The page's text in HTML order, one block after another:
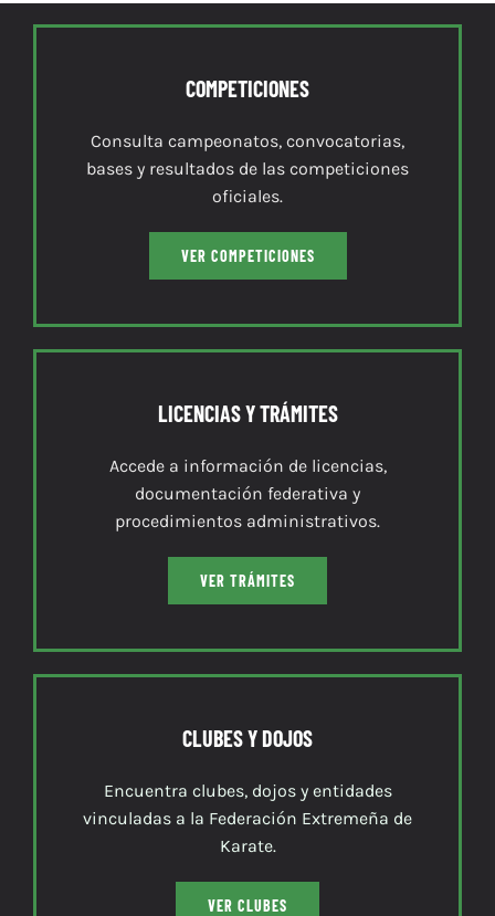
COMPETICIONES
Consulta campeonatos, convocatorias,
bases y resultados de las competiciones
oficiales.
VER COMPETICIONES
LICENCIAS Y TRÁMITES
Accede a información de licencias,
documentación federativa y
procedimientos administrativos.
VER TRÁMITES
CLUBES Y DOJOS
Encuentra clubes, dojos y entidades
vinculadas a la Federación Extremeña de
Karate.
VER CLUBES